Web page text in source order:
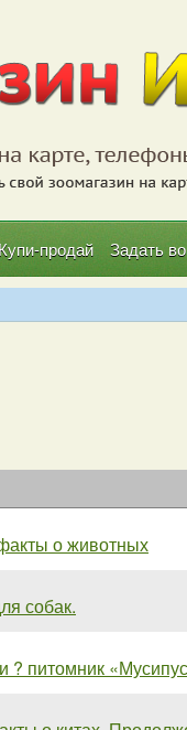
Купи-продай Задать
о животных
собак.
? питомник